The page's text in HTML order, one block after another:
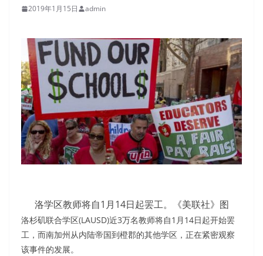
2019年1月15日 admin
洛学区教师将自1月14日起罢工。《美联社》图
洛杉矶联合学区(LAUSD)近3万名教师将自1月14日起开始罢
工，而南加州从内陆帝国到橙郡的其他学区，正在紧密观察
该事件的发展。